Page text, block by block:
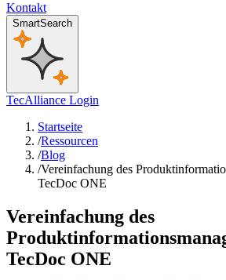
Kontakt
SmartSearch
TecAlliance Login
Startseite
/Ressourcen
/Blog
/Vereinfachung des
TecDoc ONE
Vereinfachung des
TecDoc ONE